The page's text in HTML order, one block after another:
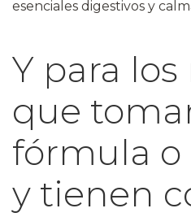
esenciales digestivos y
Y para
que
fórmula o
y tienen